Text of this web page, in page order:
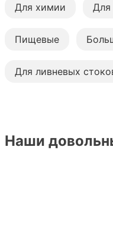
Для химии Для
Пищевые
Для ливневых
Наши